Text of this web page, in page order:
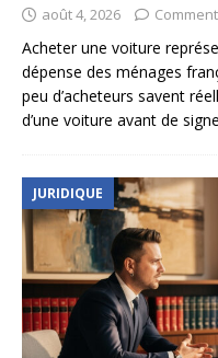
août 4, 2026
Acheter une voiture
dépense des ménages
peu d’acheteurs savent
d’une voiture avant de
JURIDIQUE